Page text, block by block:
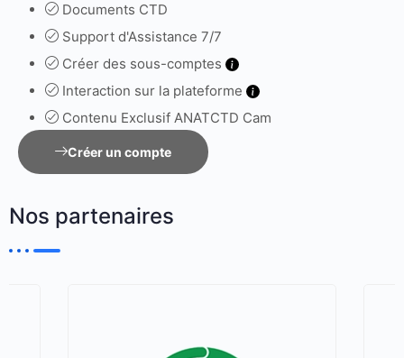
Documents CTD
Support d'Assistance 7/7
Créer des sous-comptes
Interaction sur la plateforme
Contenu Exclusif ANATCTD Cam
Créer un compte
Nos partenaires